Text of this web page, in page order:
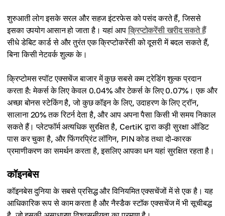
शुरुआती लोग इसके सरल और सहज इंटरफेस को पसंद करते हैं, जिससे
इसका उपयोग आसान हो जाता है। यहां आपक्रिप्टोकरेंसी खरीद सकते हैं
सीधे डेबिट कार्ड से और तुरंत एक क्रिप्टोकरेंसी को दूसरी में बदल सकते हैं,
बिना किसी नेटवर्क शुल्क के।
क्रिप्टोमस स्पॉट एक्सचेंज बाजार में कुछ सबसे कम ट्रेडिंग शुल्क प्रदान
करता है: मेकर्स के लिए केवल 0.04% और टेकर्स के लिए 0.07%। एक और
अच्छा बोनस स्टेकिंग है, जो कुछ कॉइन के लिए, उदाहरण के लिए ट्रॉन,
सालाना 20% तक रिटर्न देता है, और आप अपना पैसा किसी भी समय निकाल
सकते हैं। प्लेटफॉर्म अत्यधिक सुरक्षित है, CertiK द्वारा कड़ी सुरक्षा ऑडिट
पास कर चुका है, और फिंगरप्रिंट लॉगिन, PIN कोड तथा दो-कारक
प्रमाणीकरण का समर्थन करता है, इसलिए आपका धन यहां सुरक्षित रहता है।
कॉइनबेस
कॉइनबेस दुनिया के सबसे प्रसिद्ध और विनियमित एक्सचेंजों में से एक है। यह
आधिकारिक रूप से काम करता है और नैस्डैक स्टॉक एक्सचेंज में भी सूचीबद्ध